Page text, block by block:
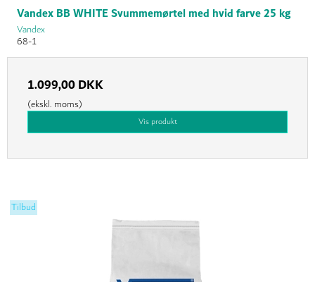
Vandex BB WHITE Svummemørtel med hvid farve 25 kg
Vandex
68-1
1.099,00 DKK
(ekskl. moms)
Vis produkt
Tilbud